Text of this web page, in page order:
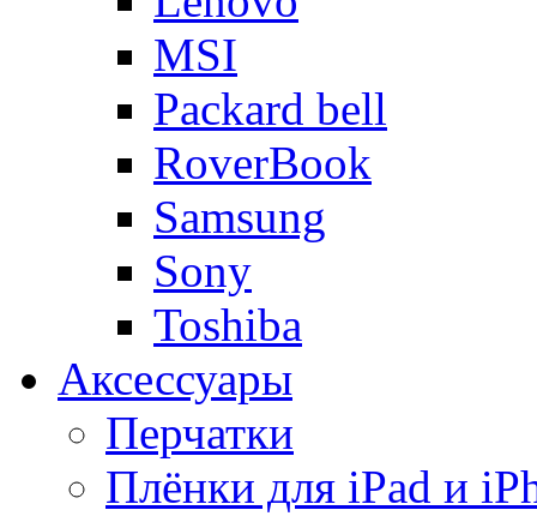
MSI
Packard bell
RoverBook
Samsung
Sony
Toshiba
Аксессуары
Перчатки
Плёнки для iPad и